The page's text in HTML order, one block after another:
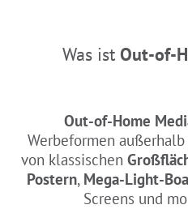
Was ist Out-of-
Out-of-Home
Werbeformen
von klassischen
Postern, Mega-Light-
Screens und